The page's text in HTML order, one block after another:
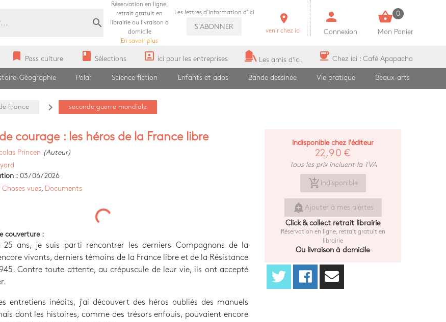
search
Réservation en ligne,
retrait gratuit en
librairie ou livraison à
domicile
En savoir plus
Les lettres d'information d'ici
S'ABONNER
room
venir chez ici
person
Connexion
shopping_basket 0
Mon Panier
bookmark Pass culture book Sélections portrait ici pour les entreprises Les amis d'ici coffee Chez ici : Café Apapacho
Géographie Polar Science fiction Enfants et ados Bande dessinée Vie pratique Beaux-arts
France navigate_next seconde guerre mondiale
courage : les héros de la France libre
Princen (Auteur)
: 03/06/2026
Choses vues Documents
couverture :
25 ans, je suis parti rencontrer les derniers Compagnons de la
vivants, derniers témoins de la France libre et de la Résistance
Contre toute attente, au crépuscule de leur vie, ils ont accepté
entretiens inédits, j'ai découvert des héros oubliés des manuels
dont les histoires, comme des trésors enfouis, pouvaient encore
Indisponible chez l'éditeur
22,90 €
Tous les prix incluent la TVA
add_shopping_cart Indisponible
add_alert Ajouter à mes alertes
Click & collect retrait librairie
Réservation en ligne, retrait gratuit en
librairie
Ou livraison à domicile